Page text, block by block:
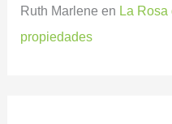
Ruth Marlene en La Rosa
propiedades